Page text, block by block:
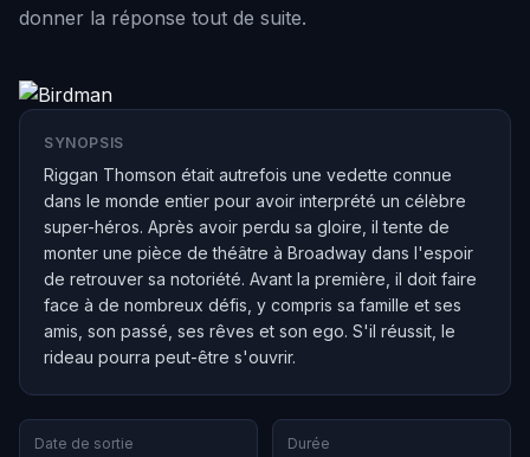
donner la réponse tout de suite.
SYNOPSIS
Riggan Thomson était autrefois une vedette connue
dans le monde entier pour avoir interprété un célèbre
super-héros. Après avoir perdu sa gloire, il tente de
monter une pièce de théâtre à Broadway dans l'espoir
de retrouver sa notoriété. Avant la première, il doit faire
face à de nombreux défis, y compris sa famille et ses
amis, son passé, ses rêves et son ego. S'il réussit, le
rideau pourra peut-être s'ouvrir.
Date de sortie Durée